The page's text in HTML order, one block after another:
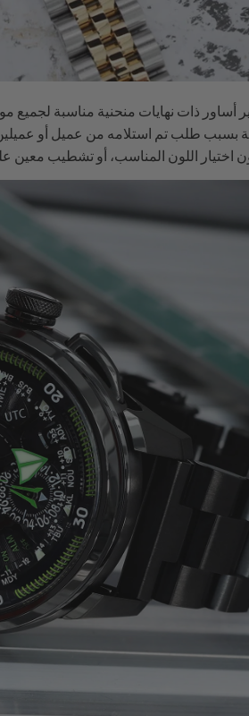
أساور ذات نهايات منحنية مناسبة لجميع
بسبب طلب تم استلامه من عميل أو